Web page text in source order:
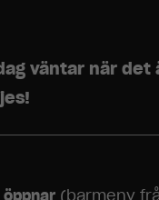
väntar när det
(barmeny